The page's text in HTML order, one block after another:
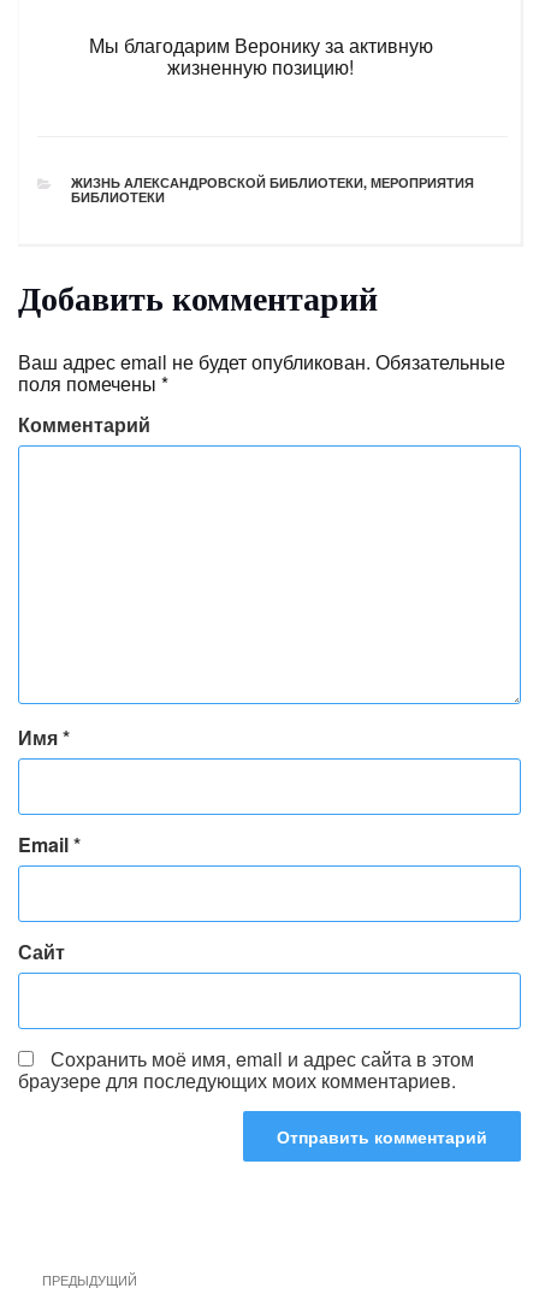
Мы благодарим Веронику за активную
жизненную позицию!
РУБРИКИ
ЖИЗНЬ АЛЕКСАНДРОВСКОЙ БИБЛИОТЕКИ, МЕРОПРИЯТИЯ
БИБЛИОТЕКИ
Добавить комментарий
Ваш адрес email не будет опубликован. Обязательные
поля помечены *
Комментарий
Имя*
Email*
Сайт
Сохранить моё имя, email и адрес сайта в этом
браузере для последующих моих комментариев.
Навигация
Предыдущая
ПРЕДЫДУЩИЙ